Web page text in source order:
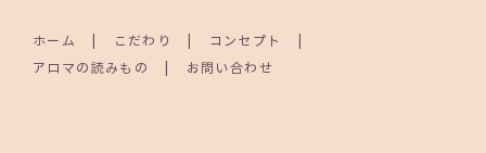
ホーム こだわり
コンセプト
アロマの読みもの
お問い合わせ